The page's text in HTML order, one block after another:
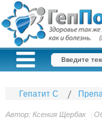
Гепатит С
Автор: Ксения Щербак